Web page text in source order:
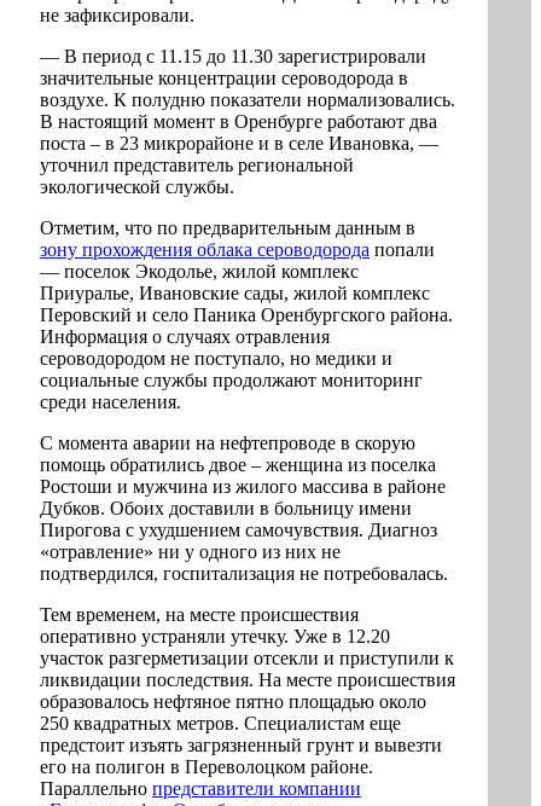
не зафиксировали.
— В период с 11.15 до 11.30 зарегистрировали
значительные концентрации сероводорода в
воздухе. К полудню показатели нормализовались.
В настоящий момент в Оренбурге работают два
поста – в 23 микрорайоне и в селе Ивановка, —
уточнил представитель региональной
экологической службы.
Отметим, что по предварительным данным в
зону прохождения облака сероводорода попали
— поселок Экодолье, жилой комплекс
Приуралье, Ивановские сады, жилой комплекс
Перовский и село Паника Оренбургского района.
Информация о случаях отравления
сероводородом не поступало, но медики и
социальные службы продолжают мониторинг
среди населения.
С момента аварии на нефтепроводе в скорую
помощь обратились двое – женщина из поселка
Ростоши и мужчина из жилого массива в районе
Дубков. Обоих доставили в больницу имени
Пирогова с ухудшением самочувствия. Диагноз
«отравление» ни у одного из них не
подтвердился, госпитализация не потребовалась.
Тем временем, на месте происшествия
оперативно устраняли утечку. Уже в 12.20
участок разгерметизации отсекли и приступили к
ликвидации последствия. На месте происшествия
образовалось нефтяное пятно площадью около
250 квадратных метров. Специалистам еще
предстоит изъять загрязненный грунт и вывезти
его на полигон в Переволоцком районе.
Параллельно представители компании